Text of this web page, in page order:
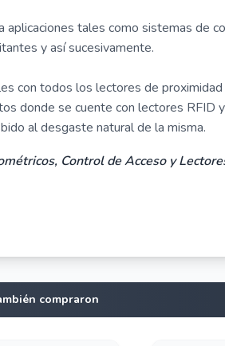
aplicaciones tales como sistemas de
y así sucesivamente.
con todos los lectores de
donde se cuente con lectores RFID
al desgaste natural de la misma.
Control de Acceso y
compraron